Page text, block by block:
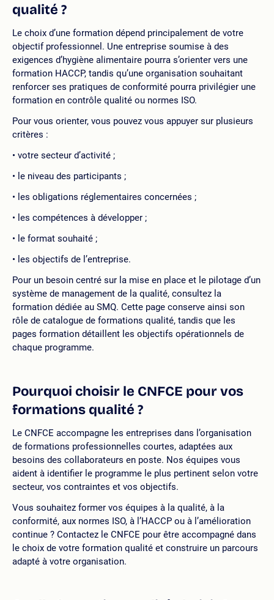
qualité ?
Le choix d’une formation dépend principalement de votre
objectif professionnel. Une entreprise soumise à des
exigences d’hygiène alimentaire pourra s’orienter vers une
formation HACCP, tandis qu’une organisation souhaitant
renforcer ses pratiques de conformité pourra privilégier une
formation en contrôle qualité ou normes ISO.
Pour vous orienter, vous pouvez vous appuyer sur plusieurs
critères :
votre secteur d’activité ;
le niveau des participants ;
les obligations réglementaires concernées ;
les compétences à développer ;
le format souhaité ;
les objectifs de l’entreprise.
Pour un besoin centré sur la mise en place et le pilotage d’un
système de management de la qualité, consultez la
formation dédiée au SMQ. Cette page conserve ainsi son
rôle de catalogue de formations qualité, tandis que les
pages formation détaillent les objectifs opérationnels de
chaque programme.
Pourquoi choisir le CNFCE pour vos
formations qualité ?
Le CNFCE accompagne les entreprises dans l’organisation
de formations professionnelles courtes, adaptées aux
besoins des collaborateurs en poste. Nos équipes vous
aident à identifier le programme le plus pertinent selon votre
secteur, vos contraintes et vos objectifs.
Vous souhaitez former vos équipes à la qualité, à la
conformité, aux normes ISO, à l’HACCP ou à l’amélioration
continue ? Contactez le CNFCE pour être accompagné dans
le choix de votre formation qualité et construire un parcours
adapté à votre organisation.